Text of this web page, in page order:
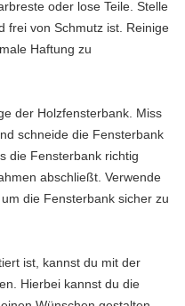
oder lose Teile. Stelle
frei von Schmutz ist. Reinige
Haftung zu
der Holzfensterbank. Miss
schneide die Fensterbank
die Fensterbank richtig
abschließt. Verwende
die Fensterbank sicher zu
ist, kannst du mit der
Hierbei kannst du die